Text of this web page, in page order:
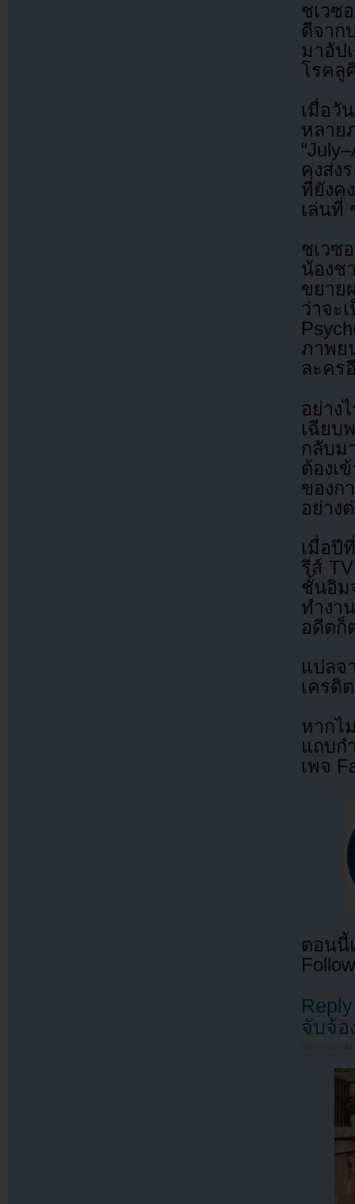
ชเวซ
ดีจาก
มาอัป
โรคลู
เมื่อวั
หลา
คงส่ง
ที่ยังค
เล่นที่
ชเวซ
น้องช
ขยาย
ว่าจะ
ภาพย
ละคร
อย่าง
เฉียบ
กลับม
ต้องเ
ของก
อย่าง
เมื่อปี
รีส์
ชั้นอิ
ทำงา
อดีตก็
แปล
เครดิ
หากไ
แถบก
เพจ
ตอนนี้
จับจ้อ